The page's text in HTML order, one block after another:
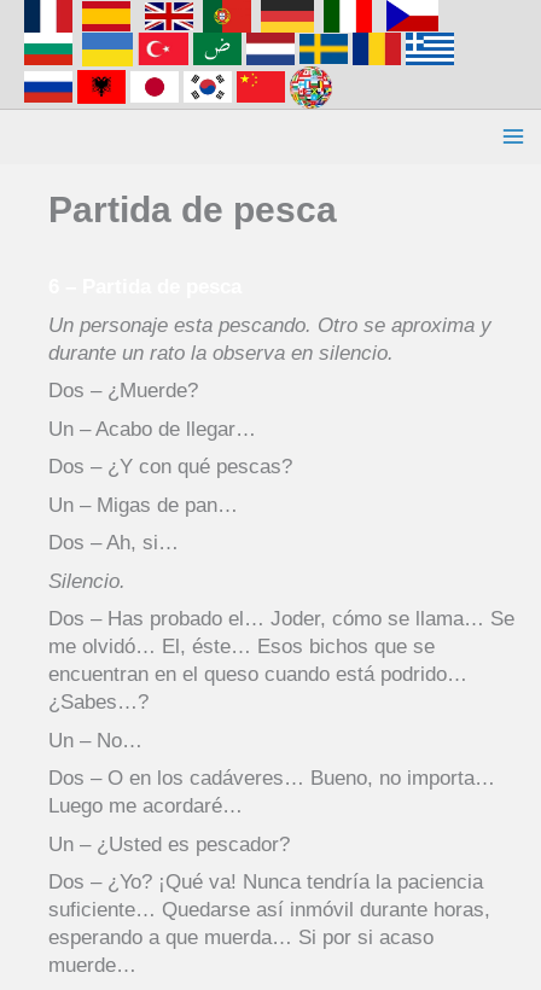
contenu
Partida de pesca
Un personaje esta pescando. Otro se aproxima y
durante un rato la observa en silencio.
Dos – ¿Muerde?
Un – Acabo de llegar…
Dos – ¿Y con qué pescas?
Un – Migas de pan…
Dos – Ah, si…
Silencio.
Dos – Has probado el… Joder, cómo se llama… Se
me olvidó… El, éste… Esos bichos que se
encuentran en el queso cuando está podrido…
¿Sabes…?
Un – No…
Dos – O en los cadáveres… Bueno, no importa…
Luego me acordaré…
Un – ¿Usted es pescador?
Dos – ¿Yo? ¡Qué va! Nunca tendría la paciencia
suficiente… Quedarse así inmóvil durante horas,
esperando a que muerda… Si por si acaso
muerde…